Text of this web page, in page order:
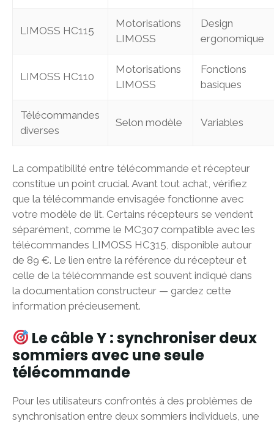
LIMOSS HC115
Motorisations
LIMOSS
Design
ergonomique
LIMOSS HC110
Motorisations
LIMOSS
Fonctions
basiques
Télécommandes
diverses
Selon modèle Variables
La compatibilité entre télécommande et récepteur
constitue un point crucial. Avant tout achat, vérifiez
que la télécommande envisagée fonctionne avec
votre modèle de lit. Certains récepteurs se vendent
séparément, comme le MC307 compatible avec les
télécommandes LIMOSS HC315, disponible autour
de 89 €. Le lien entre la référence du récepteur et
celle de la télécommande est souvent indiqué dans
la documentation constructeur — gardez cette
information précieusement.
Le câble Y : synchroniser deux
sommiers avec une seule
télécommande
Pour les utilisateurs confrontés à des problèmes de
synchronisation entre deux sommiers individuels, une